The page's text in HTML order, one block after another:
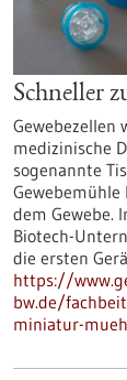
Schneller
Gewebezellen
medizinische
sogenannte
dem Gewebe.
Biotech-
die ersten
https://
bw.de/
miniatur-